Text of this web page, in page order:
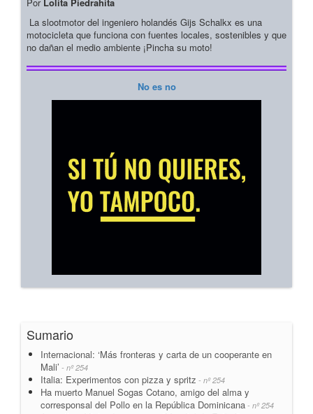
La slootmotor del ingeniero holandés Gijs Schalkx es una
motocicleta que funciona con fuentes locales, sostenibles y que
no dañan el medio ambiente ¡Pincha su moto!
No es no
Sumario
Internacional: ‘Más fronteras y carta de un cooperante en
Mali’ - nº 254
Italia: Experimentos con pizza y spritz - nº 254
Ha muerto Manuel Sogas Cotano, amigo del alma y
corresponsal del Pollo en la República Dominicana - nº 254